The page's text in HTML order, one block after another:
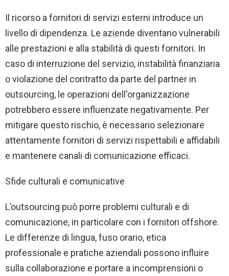
Il ricorso a fornitori di servizi esterni introduce un
livello di dipendenza. Le aziende diventano vulnerabili
alle prestazioni e alla stabilità di questi fornitori. In
caso di interruzione del servizio, instabilità finanziaria
o violazione del contratto da parte del partner in
outsourcing, le operazioni dell'organizzazione
potrebbero essere influenzate negativamente. Per
mitigare questo rischio, è necessario selezionare
attentamente fornitori di servizi rispettabili e affidabili
e mantenere canali di comunicazione efficaci.
Sfide culturali e comunicative
L’outsourcing può porre problemi culturali e di
comunicazione, in particolare con i fornitori offshore.
Le differenze di lingua, fuso orario, etica
professionale e pratiche aziendali possono influire
sulla collaborazione e portare a incomprensioni o